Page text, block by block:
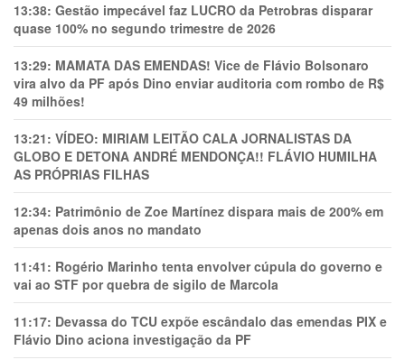
13:38: Gestão impecável faz LUCRO da Petrobras disparar
quase 100% no segundo trimestre de 2026
13:29: MAMATA DAS EMENDAS! Vice de Flávio Bolsonaro
vira alvo da PF após Dino enviar auditoria com rombo de R$
49 milhões!
13:21: VÍDEO: MIRIAM LEITÃO CALA JORNALISTAS DA
GLOBO E DETONA ANDRÉ MENDONÇA!! FLÁVIO HUMILHA
AS PRÓPRIAS FILHAS
12:34: Patrimônio de Zoe Martínez dispara mais de 200% em
apenas dois anos no mandato
11:41: Rogério Marinho tenta envolver cúpula do governo e
vai ao STF por quebra de sigilo de Marcola
11:17: Devassa do TCU expõe escândalo das emendas PIX e
Flávio Dino aciona investigação da PF